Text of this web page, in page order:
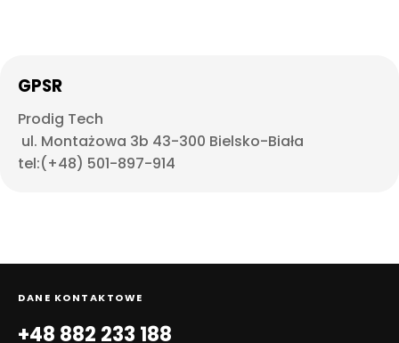
GPSR
Prodig Tech
ul. Montażowa 3b 43-300 Bielsko-Biała
tel:(+48) 501-897-914
DANE KONTAKTOWE
+48 882 233 188